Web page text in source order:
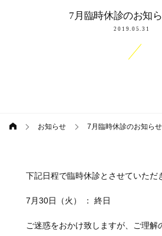
7月臨時休診のお知
2019.05.31
お知らせ 7月臨時休診のお知ら
下記日程で臨時休診とさせていただ
7月30日（火） ： 終日
ご迷惑をおかけ致しますが、ご理解